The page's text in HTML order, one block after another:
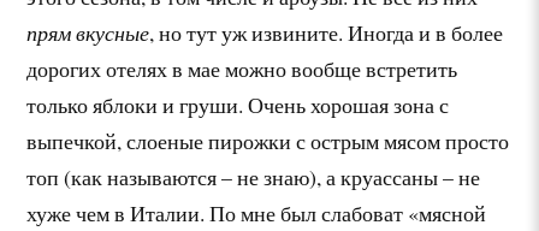
прям вкусные, но тут уж извините. Иногда и в более
дорогих отелях в мае можно вообще встретить
только яблоки и груши. Очень хорошая зона с
выпечкой, слоеные пирожки с острым мясом просто
топ (как называются – не знаю), а круассаны – не
хуже чем в Италии. По мне был слабоват «мясной